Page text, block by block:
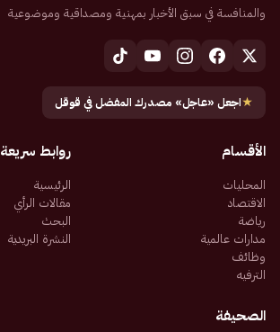
والمنافسة في سبق الأخبار بمهنية ومصداقية وموضوعية
★اجعل «عاجل» مصدرك المفضل في قوقل
الأقسام
المحليات
الاقتصاد
رياضة
مدارات عالمية
وظائف
الترفيه
روابط سريعة
الرئيسية
مقالات الرأي
البحث
النشرة البريدية
الصحيفة